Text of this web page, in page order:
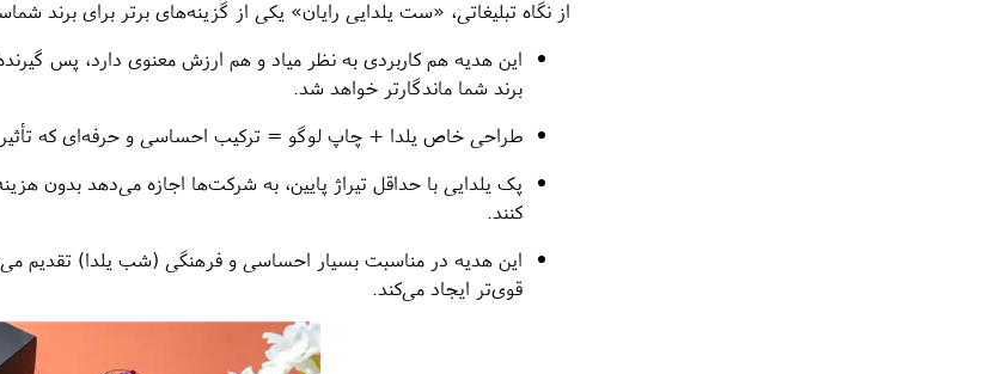
از نگاه تبلیغاتی، «ست یلدایی رایان» یکی از گزینه‌های برتر برای برند
این هدیه هم کاربردی به نظر میاد و هم ارزش معنوی دارد، پس
برند شما ماندگارتر خواهد شد.
طراحی خاص یلدا + چاپ لوگو = ترکیب احساسی و حرفه‌ای که تأثیر
پک یلدایی با حداقل تیراژ پایین، به شرکت‌ها اجازه می‌دهد بدون
کنند.
این هدیه در مناسبت بسیار احساسی و فرهنگی (شب یلدا) تقدیم
قوی‌تر ایجاد می‌کند.